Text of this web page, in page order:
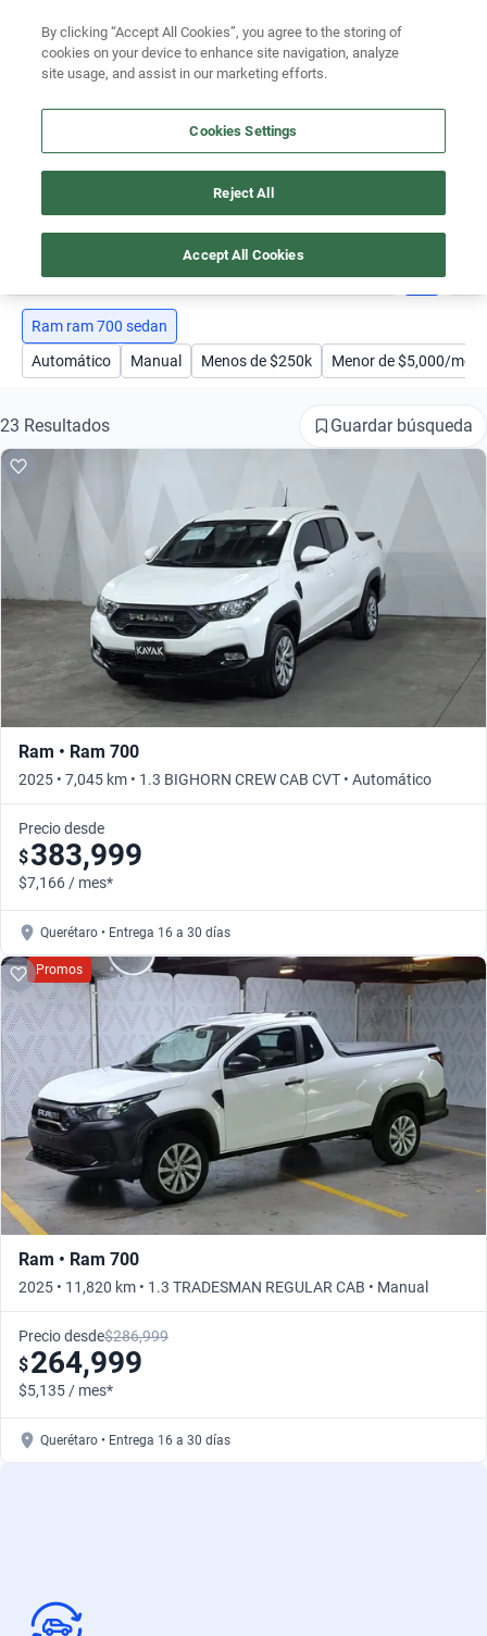
Ubicación
Encuentra el auto ideal para tu presupuesto
Simular plan a meses
AUTOS RAM RAM 700 SEDAN
Busca por año
Busca por marca
Busca por modelo
Busca por versión
Busca por año
Ram ram 700 sedan
Automático
Manual Menos de $250k Menor de $5,000/mes
23 Resultados Guardar búsqueda
Ram • Ram 700
2025 • 7,045 km • 1.3 BIGHORN CREW CAB CVT • Automático
Precio desde
$383,999
$7,166 / mes*
Querétaro • Entrega 16 a 30 días
Promos
Ram • Ram 700
2025 • 11,820 km • 1.3 TRADESMAN REGULAR CAB • Manual
Precio desde$286,999
$264,999
$5,135 / mes*
Querétaro • Entrega 16 a 30 días
By clicking “Accept All Cookies”, you agree to the storing of
cookies on your device to enhance site navigation, analyze
site usage, and assist in our marketing efforts.
Cookies Settings
Reject All
Accept All Cookies